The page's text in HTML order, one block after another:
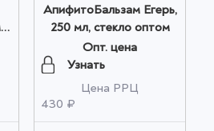
АпифитоБальзам Егерь,
250 мл, стекло оптом
Опт. цена
Узнать
Цена РРЦ
430 ₽